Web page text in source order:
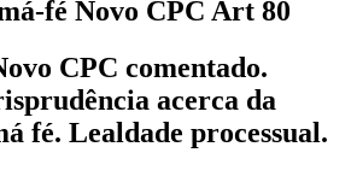
fé Novo CPC Art 80
CPC comentado.
acerca da
fé. Lealdade processual.